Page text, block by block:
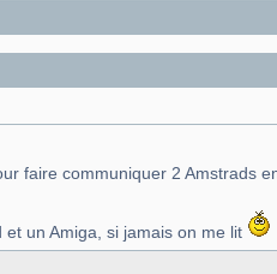
faire communiquer 2 Amstrads
un Amiga, si jamais on me lit